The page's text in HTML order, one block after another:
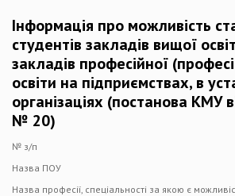
Інформація про можливість
студентів закладів вищої
закладів професійної
освіти на підприємствах, в
організаціях (постанова КМУ
№ 20)
№ з/п
Назва ПОУ
Назва професії, спеціальності за якою є